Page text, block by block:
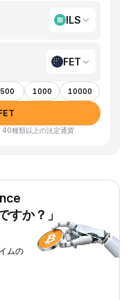
ILS
FET
500 1000 10000
種類以上の法定通貨
すか？」
ムの